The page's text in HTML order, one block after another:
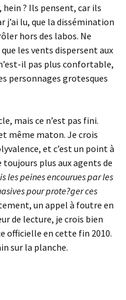
? Ils pensent, car ils
j’ai lu, que la dissémination
hors des labos. Ne
les vents dispersent aux
il pas plus confortable,
personnages grotesques
mais ce n’est pas fini.
même maton. Je crois
et c’est un point à
toujours plus aux agents de
les peines encourues par les
pour prote?ger ces
un appel à foutre en
de lecture, je crois bien
officielle en cette fin 2010.
sur la planche.